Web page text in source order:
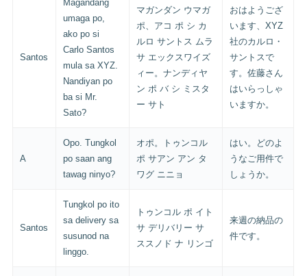
Santos
Magandang
umaga po,
ako po si
Carlo Santos
mula sa XYZ.
Nandiyan po
ba si Mr.
Sato?
マガンダン ウマガ
ポ、アコ ポ シ カ
ルロ サントス ムラ
サ エックスワイズ
ィー。ナンディヤ
ン ポ バ シ ミスタ
ー サト
おはようござ
います、XYZ
社のカルロ・
サントスで
す。佐藤さん
はいらっしゃ
いますか。
A
Opo. Tungkol
po saan ang
tawag ninyo?
オポ。トゥンコル
ポ サアン アン タ
ワグ ニニョ
はい。どのよ
うなご用件で
しょうか。
Santos
Tungkol po ito
sa delivery sa
susunod na
linggo.
トゥンコル ポ イト
サ デリバリー サ
ススノド ナ リンゴ
来週の納品の
件です。